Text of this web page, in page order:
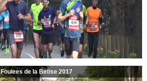
Foulees de la Betise 2017